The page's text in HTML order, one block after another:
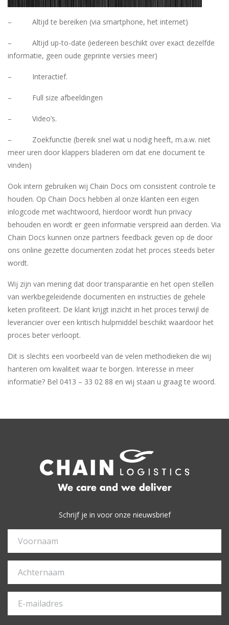
– Altijd te bereiken (via smartphone, het internet)
– Altijd up-to-date (iedereen beschikt over exact dezelfde
informatie, geen oude geprinte versies meer)
– Interactief.
– Full size afbeeldingen
– Video’s.
– Zoekfunctie (bereik snel wat u nodig heeft, m.a.w. niet
meer uren door klappers bladeren om dat ene document te
vinden)
Ook intern gebruiken wij Chain Docs om consistent controle te
houden. Op Chain Docs hebben al onze klanten een eigen
inlogcode met wachtwoord, hierdoor wordt hun privacy
behouden en wordt er geen informatie verspreid aan derden. Via
Chain Docs kunnen onze partners feedback geven op de door
ons online gezette documenten zodat het proces steeds beter
wordt.
Wij zijn van mening dat door transparantie en het open stellen
van werkbegeleidende documenten en instructies de gehele
keten profiteert. De klant krijgt inzicht in het proces terwijl de
leverancier over een kritisch hulpmiddel beschikt waardoor het
proces beter verloopt.
Dit is slechts een voorbeeld van de velen methodieken die wij
hanteren om kwaliteit waar te borgen. Interesse in meer
informatie? Bel 0413 – 33 02 88 en wij staan u graag te woord.
Schrijf je in voor onze nieuwsbrief